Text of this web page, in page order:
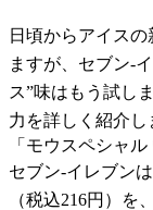
日頃からアイス
ますが、セブン-
ス”味はもう試し
力を詳しく紹介し
「モウスペシャ
セブン-イレブン
（税込216円）を